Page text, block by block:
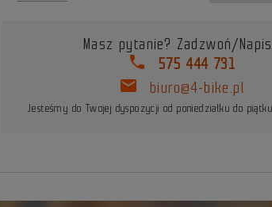
Masz pytanie? Zadzwoń/
phone 575 444 731
mail biuro@4-bike.pl
Jesteśmy do Twojej dyspozycji od poniedziałku do